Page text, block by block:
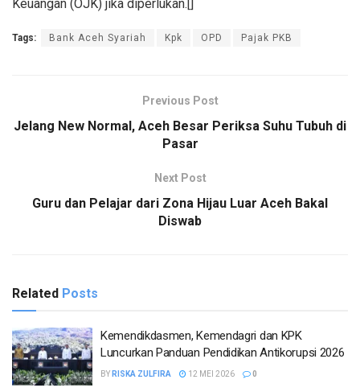
Keuangan (OJK) jika diperlukan.[]
Tags: Bank Aceh Syariah Kpk OPD Pajak PKB
Previous Post
Jelang New Normal, Aceh Besar Periksa Suhu Tubuh di
Pasar
Next Post
Guru dan Pelajar dari Zona Hijau Luar Aceh Bakal
Diswab
Related Posts
Kemendikdasmen, Kemendagri dan KPK
Luncurkan Panduan Pendidikan Antikorupsi 2026
BY RISKA ZULFIRA 12 MEI 2026 0